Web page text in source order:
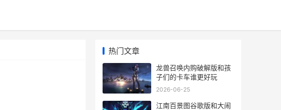
热门文章
龙兽召唤内购破解版和孩
子们的卡车谁更好玩
2026-06-25
江南百景图谷歌版和大闹